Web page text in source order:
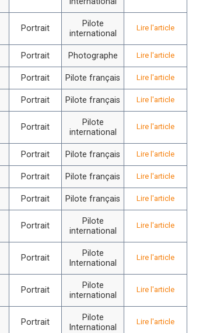
Portrait
Pilote
international
Lire l'article
Portrait Photographe Lire l'article
Portrait Pilote français Lire l'article
Portrait Pilote français Lire l'article
Portrait
Pilote
international
Lire l'article
Portrait Pilote français Lire l'article
Portrait Pilote français Lire l'article
Portrait Pilote français Lire l'article
Portrait
Pilote
international
Lire l'article
Portrait
Pilote
International
Lire l'article
Portrait
Pilote
international
Lire l'article
Portrait
Pilote
International
Lire l'article